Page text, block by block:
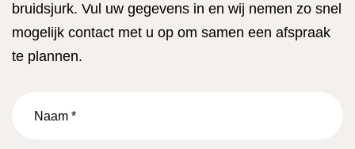
bruidsjurk. Vul uw gegevens in en wij nemen zo snel
mogelijk contact met u op om samen een afspraak
te plannen.